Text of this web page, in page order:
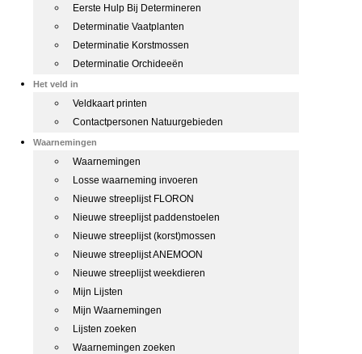
Eerste Hulp Bij Determineren
Determinatie Vaatplanten
Determinatie Korstmossen
Determinatie Orchideeën
Het veld in
Veldkaart printen
Contactpersonen Natuurgebieden
Waarnemingen
Waarnemingen
Losse waarneming invoeren
Nieuwe streeplijst FLORON
Nieuwe streeplijst paddenstoelen
Nieuwe streeplijst (korst)mossen
Nieuwe streeplijst ANEMOON
Nieuwe streeplijst weekdieren
Mijn Lijsten
Mijn Waarnemingen
Lijsten zoeken
Waarnemingen zoeken